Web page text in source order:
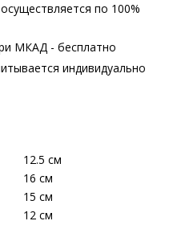
по 100%
МКАД - бесплатно
индивидуально
12.5 см
16 см
15 см
12 см